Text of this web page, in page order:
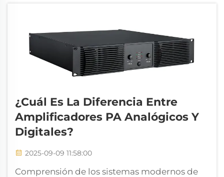
¿Cuál Es La Diferencia Entre
Amplificadores PA Analógicos Y
Digitales?
2025-09-09 11:58:00
Comprensión de los sistemas modernos de